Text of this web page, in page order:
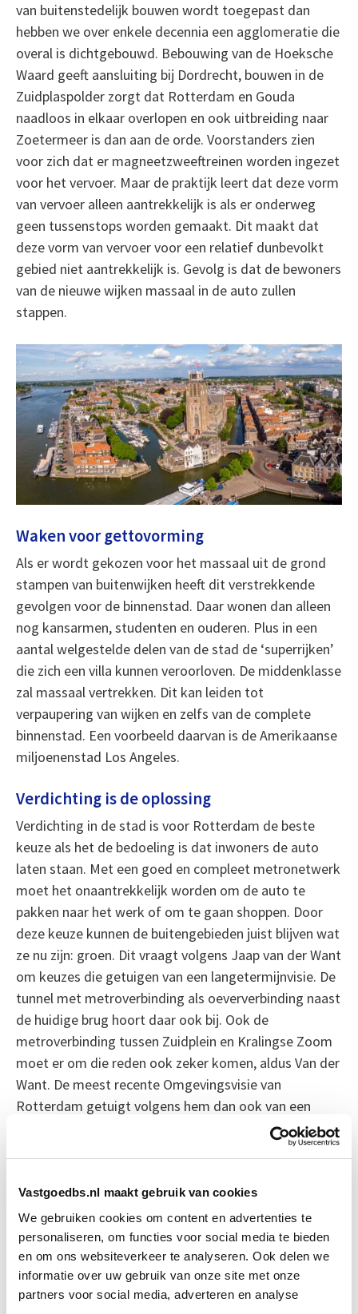
Vastgoedbs.nl maakt gebruik van cookies
We gebruiken cookies om content en advertenties te
personaliseren, om functies voor social media te bieden
en om ons websiteverkeer te analyseren. Ook delen we
informatie over uw gebruik van onze site met onze
partners voor social media, adverteren en analyse
van buitenstedelijk bouwen wordt toegepast dan
hebben we over enkele decennia een agglomeratie die
overal is dichtgebouwd. Bebouwing van de Hoeksche
Waard geeft aansluiting bij Dordrecht, bouwen in de
Zuidplaspolder zorgt dat Rotterdam en Gouda
naadloos in elkaar overlopen en ook uitbreiding naar
Zoetermeer is dan aan de orde. Voorstanders zien
voor zich dat er magneetzweeftreinen worden ingezet
voor het vervoer. Maar de praktijk leert dat deze vorm
van vervoer alleen aantrekkelijk is als er onderweg
geen tussenstops worden gemaakt. Dit maakt dat
deze vorm van vervoer voor een relatief dunbevolkt
gebied niet aantrekkelijk is. Gevolg is dat de bewoners
van de nieuwe wijken massaal in de auto zullen
stappen.
Waken voor gettovorming
Als er wordt gekozen voor het massaal uit de grond
stampen van buitenwijken heeft dit verstrekkende
gevolgen voor de binnenstad. Daar wonen dan alleen
nog kansarmen, studenten en ouderen. Plus in een
aantal welgestelde delen van de stad de ‘superrijken’
die zich een villa kunnen veroorloven. De middenklasse
zal massaal vertrekken. Dit kan leiden tot
verpaupering van wijken en zelfs van de complete
binnenstad. Een voorbeeld daarvan is de Amerikaanse
miljoenenstad Los Angeles.
Verdichting is de oplossing
Verdichting in de stad is voor Rotterdam de beste
keuze als het de bedoeling is dat inwoners de auto
laten staan. Met een goed en compleet metronetwerk
moet het onaantrekkelijk worden om de auto te
pakken naar het werk of om te gaan shoppen. Door
deze keuze kunnen de buitengebieden juist blijven wat
ze nu zijn: groen. Dit vraagt volgens Jaap van der Want
om keuzes die getuigen van een langetermijnvisie. De
tunnel met metroverbinding als oeververbinding naast
de huidige brug hoort daar ook bij. Ook de
metroverbinding tussen Zuidplein en Kralingse Zoom
moet er om die reden ook zeker komen, aldus Van der
Want. De meest recente Omgevingsvisie van
Rotterdam getuigt volgens hem dan ook van een
gezonde kijk op de toekomst van Rotterdam.
Boeiend verhaal? Duik dan eens
in deze opleidingen:
Herontwikkeling Start do 18 mrt